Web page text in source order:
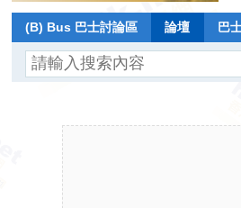
(B) Bus 巴士討論區 論壇 巴